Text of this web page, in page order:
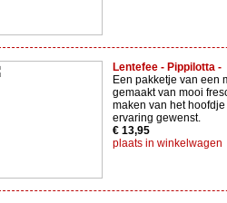
Lentefee - Pippilotta -
Een pakketje van een
gemaakt van mooi
maken van het
ervaring gewenst.
€ 13,95
plaats in winkelwagen